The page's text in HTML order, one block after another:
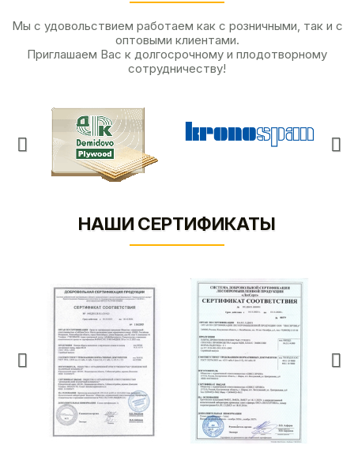
Мы с удовольствием работаем как с розничными, так и с
оптовыми клиентами.
Приглашаем Вас к долгосрочному и плодотворному
сотрудничеству!
НАШИ СЕРТИФИКАТЫ